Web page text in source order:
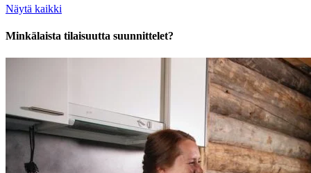
Näytä kaikki
Minkälaista tilaisuutta suunnittelet?